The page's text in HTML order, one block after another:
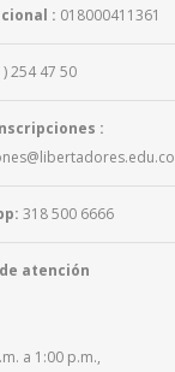
: 018000411361
254 47 50
:
318 500 6666
atención
a 1:00 p.m.,